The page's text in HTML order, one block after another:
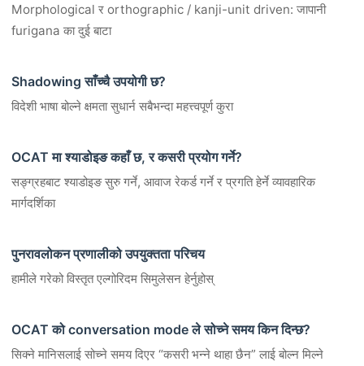
Morphological र orthographic / kanji-unit driven: जापानी
furigana का दुई बाटा
Shadowing साँच्चै उपयोगी छ?
विदेशी भाषा बोल्ने क्षमता सुधार्न सबैभन्दा महत्त्वपूर्ण कुरा
OCAT मा श्याडोइङ कहाँ छ, र कसरी प्रयोग गर्ने?
सङ्ग्रहबाट श्याडोइङ सुरु गर्ने, आवाज रेकर्ड गर्ने र प्रगति हेर्ने व्यावहारिक
मार्गदर्शिका
पुनरावलोकन प्रणालीको उपयुक्तता परिचय
हामीले गरेको विस्तृत एल्गोरिदम सिमुलेसन हेर्नुहोस्
OCAT को conversation mode ले सोच्ने समय किन दिन्छ?
सिक्ने मानिसलाई सोच्ने समय दिएर “कसरी भन्ने थाहा छैन” लाई बोल्न मिल्ने